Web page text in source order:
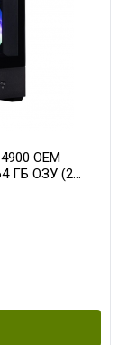
OEM
ГБ ОЗУ (2
16GB GDDR7